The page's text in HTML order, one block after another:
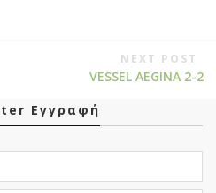
NEXT POST
VESSEL AEGINA 2-2
Εγγραφή